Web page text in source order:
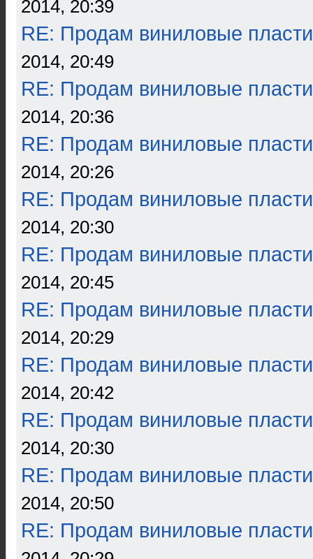
2014, 20:39
RE: Продам виниловые
2014, 20:49
RE: Продам виниловые
2014, 20:36
RE: Продам виниловые
2014, 20:26
RE: Продам виниловые
2014, 20:30
RE: Продам виниловые
2014, 20:45
RE: Продам виниловые
2014, 20:29
RE: Продам виниловые
2014, 20:42
RE: Продам виниловые
2014, 20:30
RE: Продам виниловые
2014, 20:50
RE: Продам виниловые